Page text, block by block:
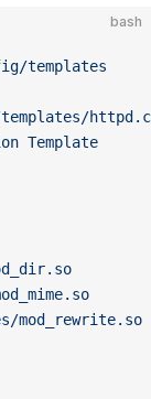
bash
templates
Template
mod_rewrite.so